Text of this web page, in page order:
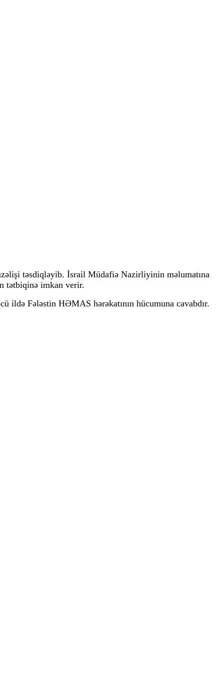
təsdiqləyib. İsrail Müdafiə Nazirliyinin məlumatına
tətbiqinə imkan verir.
ildə Fələstin HƏMAS hərəkatının hücumuna cavabdır.